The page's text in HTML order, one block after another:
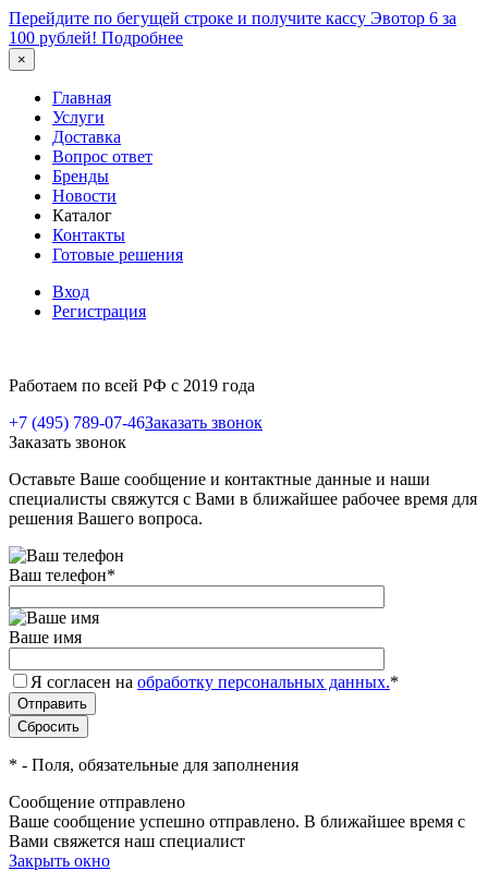
Перейдите по бегущей строке и получите кассу Эвотор 6 за
100 рублей! Подробнее
×
Главная
Услуги
Доставка
Вопрос ответ
Бренды
Новости
Каталог
Контакты
Готовые решения
Вход
Регистрация
Работаем по всей РФ с 2019 года
+7 (495) 789-07-46Заказать звонок
Заказать звонок
Оставьте Ваше сообщение и контактные данные и наши
специалисты свяжутся с Вами в ближайшее рабочее время для
решения Вашего вопроса.
Ваш телефон*
Ваше имя
Я согласен на обработку персональных данных.*
* - Поля, обязательные для заполнения
Сообщение отправлено
Ваше сообщение успешно отправлено. В ближайшее время с
Вами свяжется наш специалист
Закрыть окно